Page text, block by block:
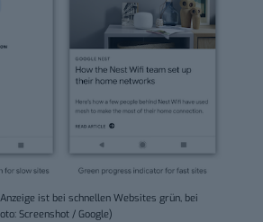
ist bei schnellen Websites grün, bei
Screenshot / Google)